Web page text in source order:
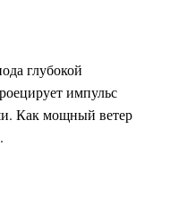
глубокой
импульс
Как мощный ветер